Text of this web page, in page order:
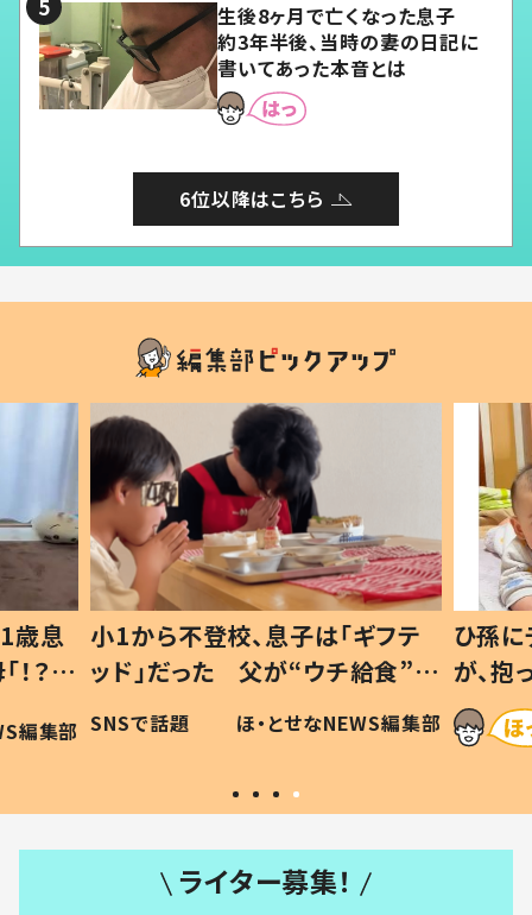
生後8ヶ月で亡くなった息子
約3年半後、当時の妻の日記に
書いてあった本音とは
6位以降はこちら
歳息
？」
編集部
小1から不登校、息子は「ギフテ
ッド」だった 父が“ウチ給食”を
作り続ける理由とは #令和の親
#令和の子
SNSで話題 ほ・とせなNEWS編集部
ひ孫
が、
「涙が
い」
ライター募集！